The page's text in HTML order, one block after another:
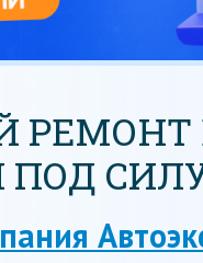
РЕМОНТ
ПОД